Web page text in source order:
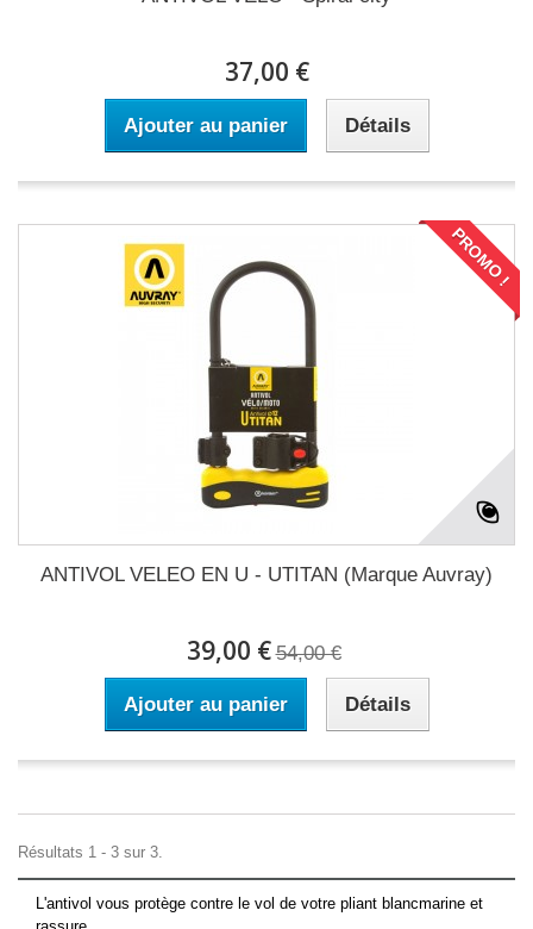
37,00 €
Ajouter au panier Détails
PROMO !
ANTIVOL VELEO EN U - UTITAN (Marque Auvray)
39,00 € 54,00 €
Ajouter au panier Détails
Résultats 1 - 3 sur 3.
L'antivol vous protège contre le vol de votre pliant blancmarine et